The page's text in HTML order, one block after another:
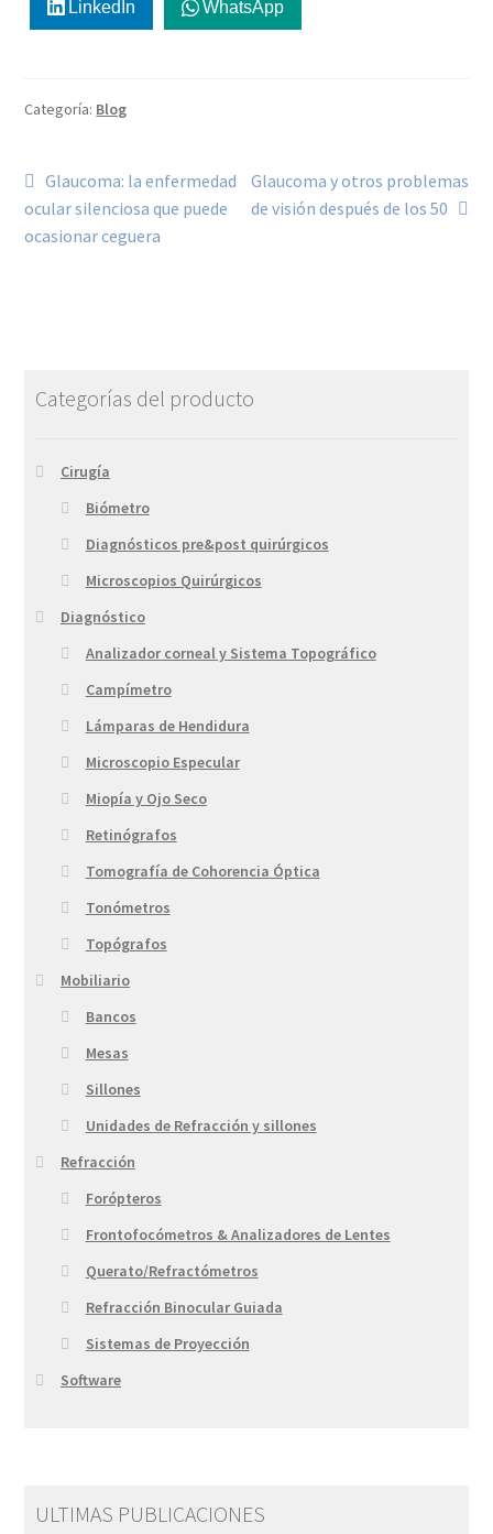
LinkedIn WhatsApp
Categoría: Blog
Glaucoma: la enfermedad
ocular silenciosa que puede
ocasionar ceguera
Glaucoma y otros problemas
de visión después de los 50
Categorías del producto
Cirugía
Biómetro
Diagnósticos pre&post quirúrgicos
Microscopios Quirúrgicos
Diagnóstico
Analizador corneal y Sistema Topográfico
Campímetro
Lámparas de Hendidura
Microscopio Especular
Miopía y Ojo Seco
Retinógrafos
Tomografía de Cohorencia Óptica
Tonómetros
Topógrafos
Mobiliario
Bancos
Mesas
Sillones
Unidades de Refracción y sillones
Refracción
Forópteros
Frontofocómetros & Analizadores de Lentes
Querato/Refractómetros
Refracción Binocular Guiada
Sistemas de Proyección
Software
ULTIMAS PUBLICACIONES